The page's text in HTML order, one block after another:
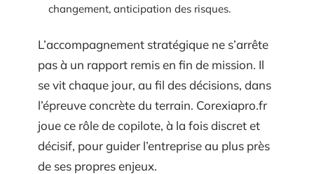
changement, anticipation des risques.
L’accompagnement stratégique ne s’arrête
pas à un rapport remis en fin de mission. Il
se vit chaque jour, au fil des décisions, dans
l’épreuve concrète du terrain. Corexiapro.fr
joue ce rôle de copilote, à la fois discret et
décisif, pour guider l’entreprise au plus près
de ses propres enjeux.